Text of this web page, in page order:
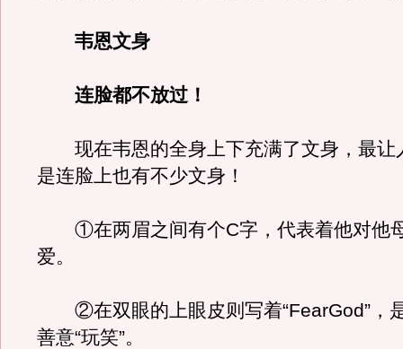
韦恩文身
连脸都不放过！
现在韦恩的全身上下充满了文身，最让
是连脸上也有不少文身！
①在两眉之间有个C字，代表着他对他
爱。
②在双眼的上眼皮则写着“FearGod”，
善意“玩笑”。